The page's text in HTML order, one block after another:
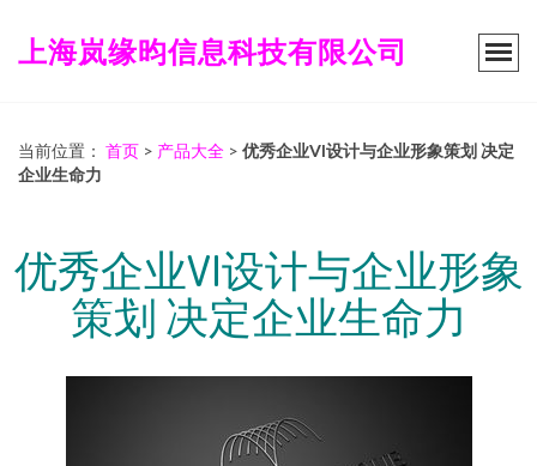
上海岚缘昀信息科技有限公司
当前位置： 首页 > 产品大全 > 优秀企业VI设计与企业形象策划 决定
企业生命力
优秀企业VI设计与企业形象
策划 决定企业生命力